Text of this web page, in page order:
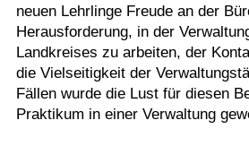
neuen Lehrlinge Freude an der
Herausforderung, in der
Landkreises zu arbeiten, der
die Vielseitigkeit der
Fällen wurde die Lust für diesen
Praktikum in einer Verwaltung